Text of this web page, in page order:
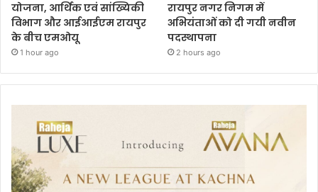
योजना, आर्थिक एवं सांख्यिकी
विभाग और आईआईएम रायपुर
के बीच एमओयू
1 hour ago
रायपुर नगर निगम में
अभियंताओं को दी गयी नवीन
पदस्थापना
2 hours ago